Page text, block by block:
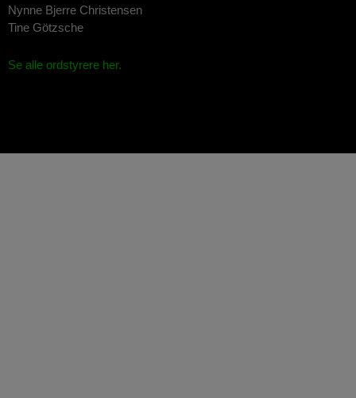
Nynne Bjerre Christensen
Tine Götzsche
Se alle ordstyrere her.